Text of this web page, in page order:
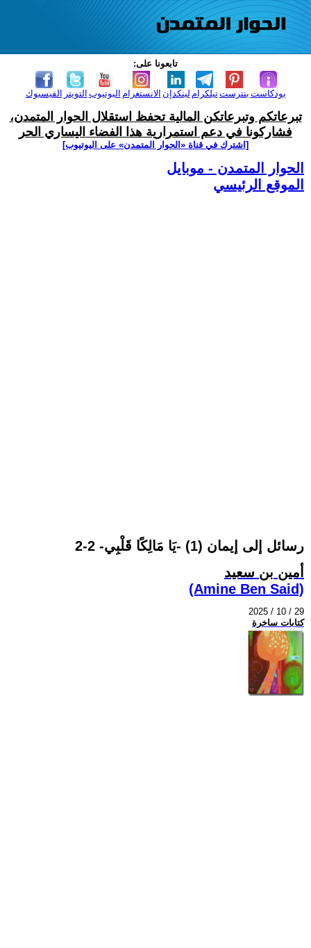
تابعونا على:
الفيسبوك التويتر اليوتيوب الانستغرام لينكدإن تيلكرامبنترست بودكاست
تبرعاتكم وتبرعاتكن المالية تحفظ استقلال الحوار المتمدن،
فشاركونا في دعم استمرارية هذا الفضاء اليساري الحر
[اشترك في قناة ‫«الحوار المتمدن» على اليوتيوب]
الحوار المتمدن - موبايل
الموقع الرئيسي
رسائل إلى إيمان (1) -يَا مَالِكًا قَلْبِي- 2-2
أمين بن سعيد
(Amine Ben Said)
2025 / 10 / 29
كتابات ساخرة